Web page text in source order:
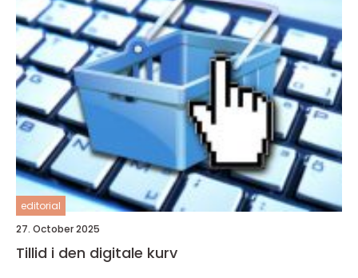
editorial
27. October 2025
Tillid i den digitale kurv